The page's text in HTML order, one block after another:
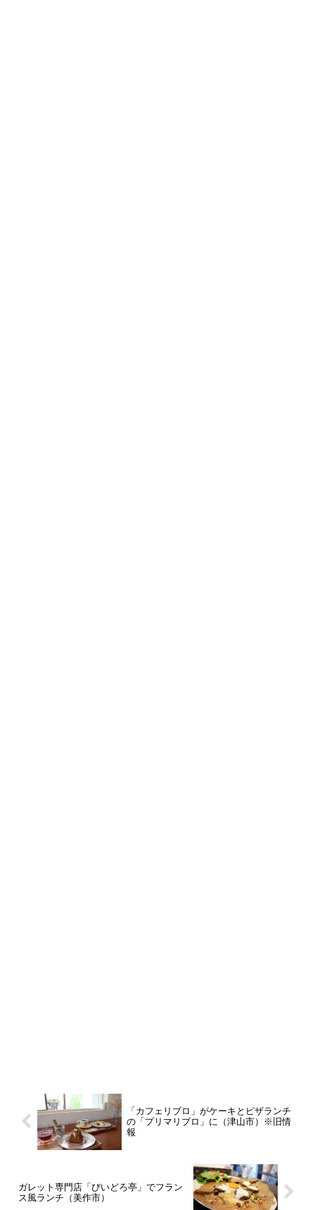
「カフェリブロ」がケーキとピザランチ
の「プリマリブロ」に（津山市）※旧情
報
ガレット専門店「びいどろ亭」でフラン
ス風ランチ（美作市）